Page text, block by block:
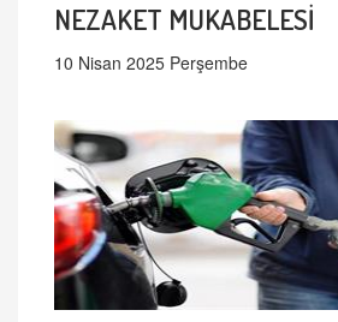
NEZAKET MUKABELESİ
10 Nisan 2025 Perşembe